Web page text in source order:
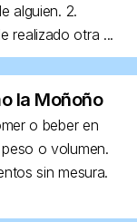
alguien. 2.
realizado otra ...
la Moñoño
o beber en
o volumen.
sin mesura.